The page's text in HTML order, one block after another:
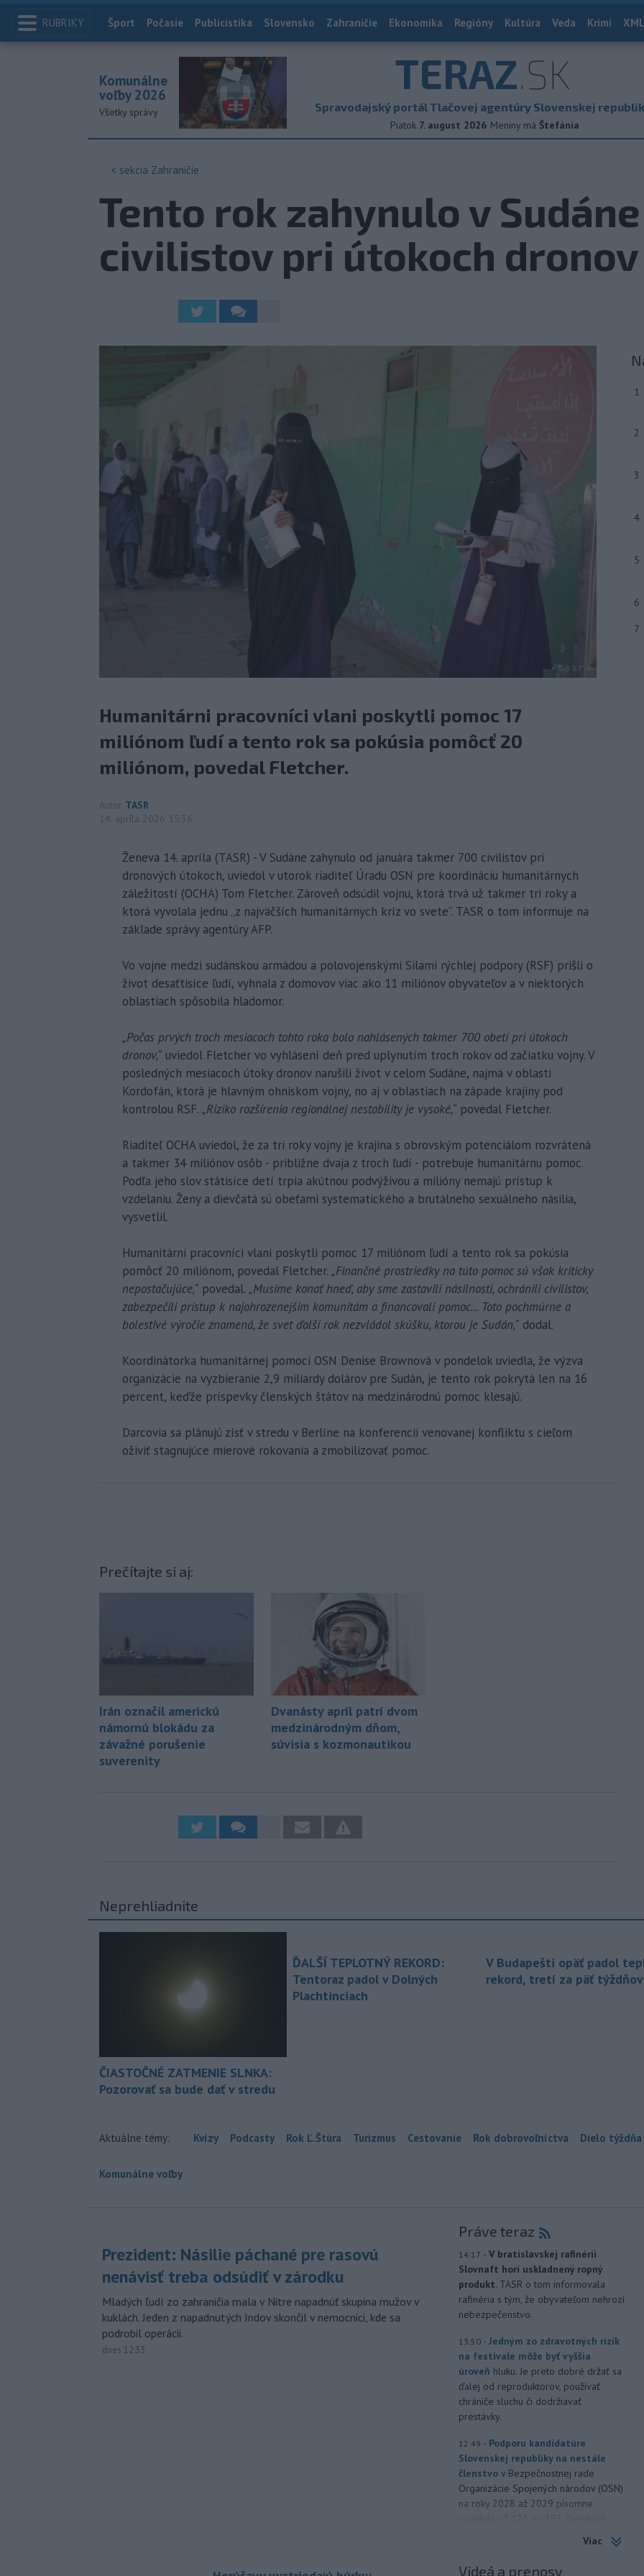
RUBRIKY Index
Šport Počasie Publicistika Slovensko Zahraničie Ekonomika Regióny Kultúra Veda Krimi
TERAZ.SK
Spravodajský portál Tlačovej agentúry Slovenskej
Piatok 7. august 2026 Meniny má Štefánia
Komunálne
voľby 2026
Všetky správy
< sekcia Zahraničie
Tento rok zahynulo v
civilistov pri útokoch dronov
Humanitárni pracovníci vlani poskytli pomoc 17
miliónom ľudí a tento rok sa pokúsia pomôcť 20
miliónom, povedal Fletcher.
Autor TASR
14. apríla 2026 15:36
Ženeva 14. apríla (TASR) - V Sudáne zahynulo od januára takmer 700 civilistov pri
dronových útokoch, uviedol v utorok riaditeľ Úradu OSN pre koordináciu humanitárnych
záležitostí (OCHA) Tom Fletcher. Zároveň odsúdil vojnu, ktorá trvá už takmer tri roky a
ktorá vyvolala jednu „z najväčších humanitárnych kríz vo svete“. TASR o tom informuje na
základe správy agentúry AFP.
Vo vojne medzi sudánskou armádou a polovojenskými Silami rýchlej podpory (RSF) prišli o
život desaťtisíce ľudí, vyhnala z domovov viac ako 11 miliónov obyvateľov a v niektorých
oblastiach spôsobila hladomor.
„Počas prvých troch mesiacoch tohto roka bolo nahlásených takmer 700 obetí pri útokoch
dronov,“ uviedol Fletcher vo vyhlásení deň pred uplynutím troch rokov od začiatku vojny. V
posledných mesiacoch útoky dronov narušili život v celom Sudáne, najmä v oblasti
Kordofán, ktorá je hlavným ohniskom vojny, no aj v oblastiach na západe krajiny pod
kontrolou RSF. „Riziko rozšírenia regionálnej nestability je vysoké,“ povedal Fletcher.
Riaditeľ OCHA uviedol, že za tri roky vojny je krajina s obrovským potenciálom rozvrátená
a takmer 34 miliónov osôb - približne dvaja z troch ľudí - potrebuje humanitárnu pomoc.
Podľa jeho slov státisíce detí trpia akútnou podvýživou a milióny nemajú prístup k
vzdelaniu. Ženy a dievčatá sú obeťami systematického a brutálneho sexuálneho násilia,
vysvetlil.
Humanitárni pracovníci vlani poskytli pomoc 17 miliónom ľudí a tento rok sa pokúsia
pomôcť 20 miliónom, povedal Fletcher. „Finančné prostriedky na túto pomoc sú však kriticky
nepostačujúce,“ povedal. „Musíme konať hneď, aby sme zastavili násilnosti, ochránili civilistov,
zabezpečili prístup k najohrozenejším komunitám a financovali pomoc... Toto pochmúrne a
bolestivé výročie znamená, že svet ďalší rok nezvládol skúšku, ktorou je Sudán,“ dodal.
Koordinátorka humanitárnej pomoci OSN Denise Brownová v pondelok uviedla, že výzva
organizácie na vyzbieranie 2,9 miliardy dolárov pre Sudán, je tento rok pokrytá len na 16
percent, keďže príspevky členských štátov na medzinárodnú pomoc klesajú.
Darcovia sa plánujú zísť v stredu v Berlíne na konferencii venovanej konfliktu s cieľom
oživiť stagnujúce mierové rokovania a zmobilizovať pomoc.
Prečítajte si aj:
Irán označil americkú
námornú blokádu za
závažné porušenie
suverenity
Dvanásty apríl patrí dvom
medzinárodným dňom,
súvisia s kozmonautikou
1
2
3
4
5
6
7
Neprehliadnite
ČIASTOČNÉ ZATMENIE SLNKA:
Pozorovať sa bude dať v stredu
ĎALŠÍ TEPLOTNÝ REKORD:
Tentoraz padol v Dolných
Plachtinciach
V Budapešti opäť padol
rekord, tretí za päť týždňov
Aktuálne témy: Kvízy Podcasty Rok Ľ.Štúra Turizmus Cestovanie Rok dobrovoľníctva Dielo týždňa
Komunálne voľby
Prezident: Násilie páchané pre rasovú
nenávisť treba odsúdiť v zárodku
Mladých ľudí zo zahraničia mala v Nitre napadnúť skupina mužov v
kuklách. Jeden z napadnutých Indov skončil v nemocnici, kde sa
podrobil operácii.
dnes 12:33
Práve teraz
14:17 - V bratislavskej rafinérii
Slovnaft horí uskladnený ropný
produkt. TASR o tom informovala
rafinéria s tým, že obyvateľom nehrozí
nebezpečenstvo.
13:50 - Jedným zo zdravotných rizík
na festivale môže byť vyššia
úroveň hluku. Je preto dobré držať sa
ďalej od reproduktorov, používať
chrániče sluchu či dodržiavať
prestávky.
12:49 - Podporu kandidatúre
Slovenskej republiky na nestále
členstvo v Bezpečnostnej rade
Organizácie Spojených národov (OSN)
na roky 2028 až 2029 písomne
Viac
Videá a prenosy